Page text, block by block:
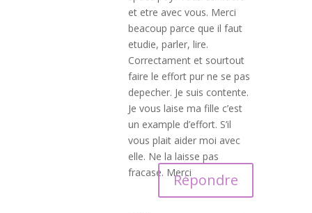
et etre avec vous. Merci
beacoup parce que il faut
etudie, parler, lire.
Correctament et sourtout
faire le effort pur ne se pas
depecher. Je suis contente.
Je vous laise ma fille c’est
un example d’effort. S’il
vous plait aider moi avec
elle. Ne la laisse pas
fracase. MerciRépondre